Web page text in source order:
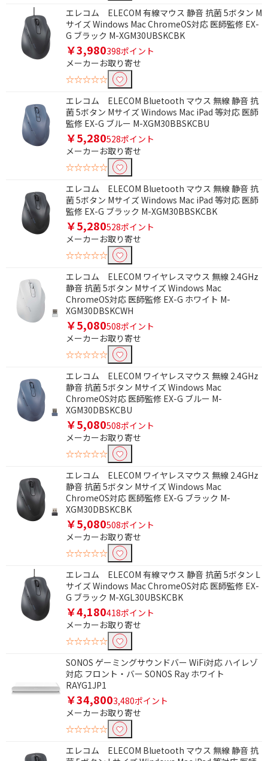
エレコム ELECOM 有線マウス 静音 抗菌 5ボタン M
サイズ Windows Mac ChromeOS対応 医師監修 EX-
G ブラック M-XGM30UBSKCBK
￥3,980398ポイント
メーカーお取り寄せ
☆☆☆☆☆
エレコム ELECOM Bluetooth マウス 無線 静音 抗
菌 5ボタン Mサイズ Windows Mac iPad 等対応 医師
監修 EX-G ブルー M-XGM30BBSKCBU
￥5,280528ポイント
メーカーお取り寄せ
☆☆☆☆☆
エレコム ELECOM Bluetooth マウス 無線 静音 抗
菌 5ボタン Mサイズ Windows Mac iPad 等対応 医師
監修 EX-G ブラック M-XGM30BBSKCBK
￥5,280528ポイント
メーカーお取り寄せ
☆☆☆☆☆
エレコム ELECOM ワイヤレスマウス 無線 2.4GHz
静音 抗菌 5ボタン Mサイズ Windows Mac
ChromeOS対応 医師監修 EX-G ホワイト M-
XGM30DBSKCWH
￥5,080508ポイント
メーカーお取り寄せ
☆☆☆☆☆
エレコム ELECOM ワイヤレスマウス 無線 2.4GHz
静音 抗菌 5ボタン Mサイズ Windows Mac
ChromeOS対応 医師監修 EX-G ブルー M-
XGM30DBSKCBU
￥5,080508ポイント
メーカーお取り寄せ
☆☆☆☆☆
エレコム ELECOM ワイヤレスマウス 無線 2.4GHz
静音 抗菌 5ボタン Mサイズ Windows Mac
ChromeOS対応 医師監修 EX-G ブラック M-
XGM30DBSKCBK
￥5,080508ポイント
メーカーお取り寄せ
☆☆☆☆☆
エレコム ELECOM 有線マウス 静音 抗菌 5ボタン L
サイズ Windows Mac ChromeOS対応 医師監修 EX-
G ブラック M-XGL30UBSKCBK
￥4,180418ポイント
メーカーお取り寄せ
☆☆☆☆☆
SONOS ゲーミングサウンドバー WiFi対応 ハイレゾ
対応 フロント・バー SONOS Ray ホワイト
RAYG1JP1
￥34,8003,480ポイント
メーカーお取り寄せ
☆☆☆☆☆
エレコム ELECOM Bluetooth マウス 無線 静音 抗
条件で絞り込む
フリーワードで絞り込む
除外する
除外する にチェックを入れると、指定したワード
を除外して検索します。
価格で絞り込む
円~
円
電源で絞り込む
バスパワー バス＆セルフパワー